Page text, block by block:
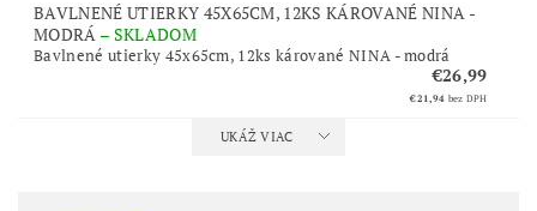
BAVLNENÉ UTIERKY 45X65CM, 12KS KÁROVANÉ NINA -
MODRÁ – SKLADOM
Bavlnené utierky 45x65cm, 12ks kárované NINA - modrá
€26,99
€21,94 bez DPH
UKÁŽ VIAC